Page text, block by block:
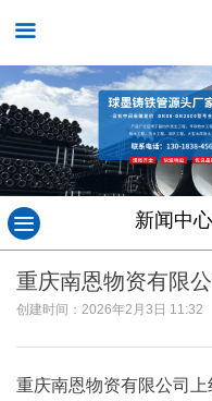
끀
重庆南恩物资有限
创建时间： 2026年2月3日 11:32
重庆南恩物资有限公司上
新闻中心
끀